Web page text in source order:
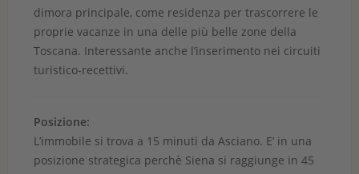
dimora principale, come residenza per trascorrere le
proprie vacanze in una delle più belle zone della
Toscana. Interessante anche l’inserimento nei circuiti
turistico-recettivi.
Posizione:
L’immobile si trova a 15 minuti da Asciano. E’ in una
posizione strategica perchè Siena si raggiunge in 45